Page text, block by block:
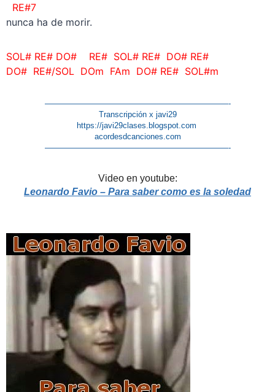
RE#7
nunca ha de morir.
SOL# RE# DO# RE#SOL# RE# DO# RE#
DO# RE#/SOL DOm FAm DO# RE# SOL#m
———————————————————————-
Transcripción x javi29
https://javi29clases.blogspot.com
acordesdcanciones.com
———————————————————————-
Video en youtube:
Leonardo Favio – Para saber como es la soledad